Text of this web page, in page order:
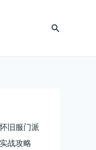
搜
旧服门派
战攻略